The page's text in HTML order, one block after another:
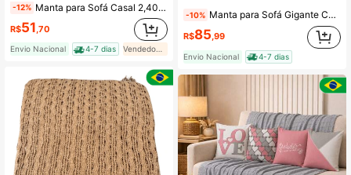
-12% Manta para Sofá Casal 2,40 x 1,80 Gigante 100% Algodão Decorativa
R$51 ,70
Envio Nacional 4-7 dias
-10% Manta para Sofá Gigante Capa Protetora Amazonas Gigante 2,45 x 2,05 100% Algodão Cama Decorativa Colcha Coberta
R$85,99
Envio Nacional 4-7 dias